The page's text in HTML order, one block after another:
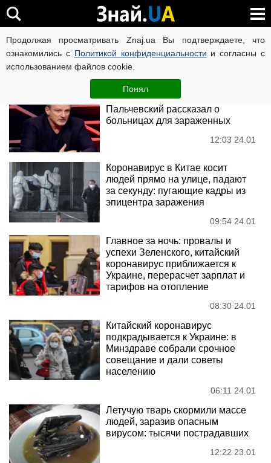
Продолжая просматривать Znaj.ua Вы подтверждаете, что
ознакомились с Политикой конфиденциальности и согласны с
использованием файлов cookie.
Понял
коронавирус
Коронавирус из Китая:
Пальчевский рассказал о
больницах для зараженных
12:03 24.01
Коронавирус в Китае косит
людей прямо на улице, падают
за секунду: пугающие кадры из
эпицентра заражения
09:54 24.01
Главное за ночь: провалы и
успехи Зеленского, китайский
коронавирус приближается к
Украине, перерасчет зарплат и
тарифов на отопление
08:30 24.01
Китайский коронавирус
подкрадывается к Украине: в
Минздраве собрали срочное
совещание и дали советы
населению
06:11 24.01
Летучую тварь скормили массе
людей, заразив опасным
вирусом: тысячи пострадавших
12:22 23.01